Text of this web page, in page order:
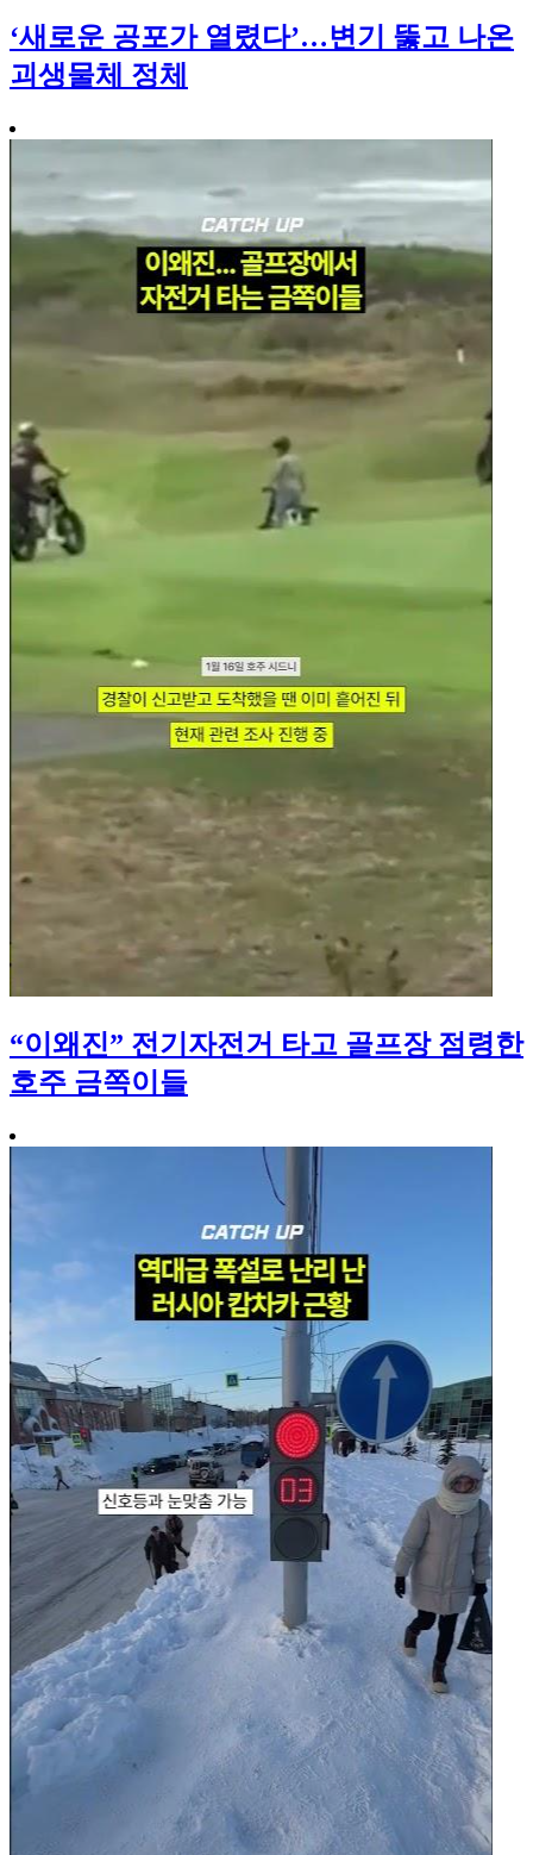
‘새로운 공포가 열렸다’…변기 뚫고 나온
괴생물체 정체
“이왜진” 전기자전거 타고 골프장 점령한
호주 금쪽이들